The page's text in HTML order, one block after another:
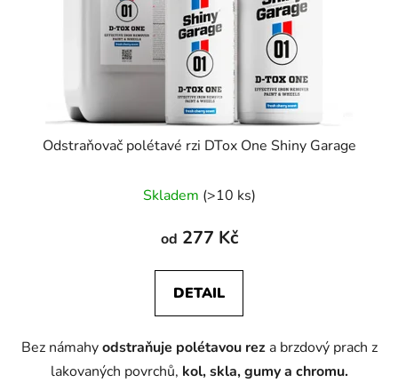
Odstraňovač polétavé rzi DTox One Shiny Garage
Skladem (>10 ks)
od 277 Kč
DETAIL
Bez námahyodstraňuje polétavou reza brzdový prach z
lakovaných povrchů, kol, skla, gumy a chromu.